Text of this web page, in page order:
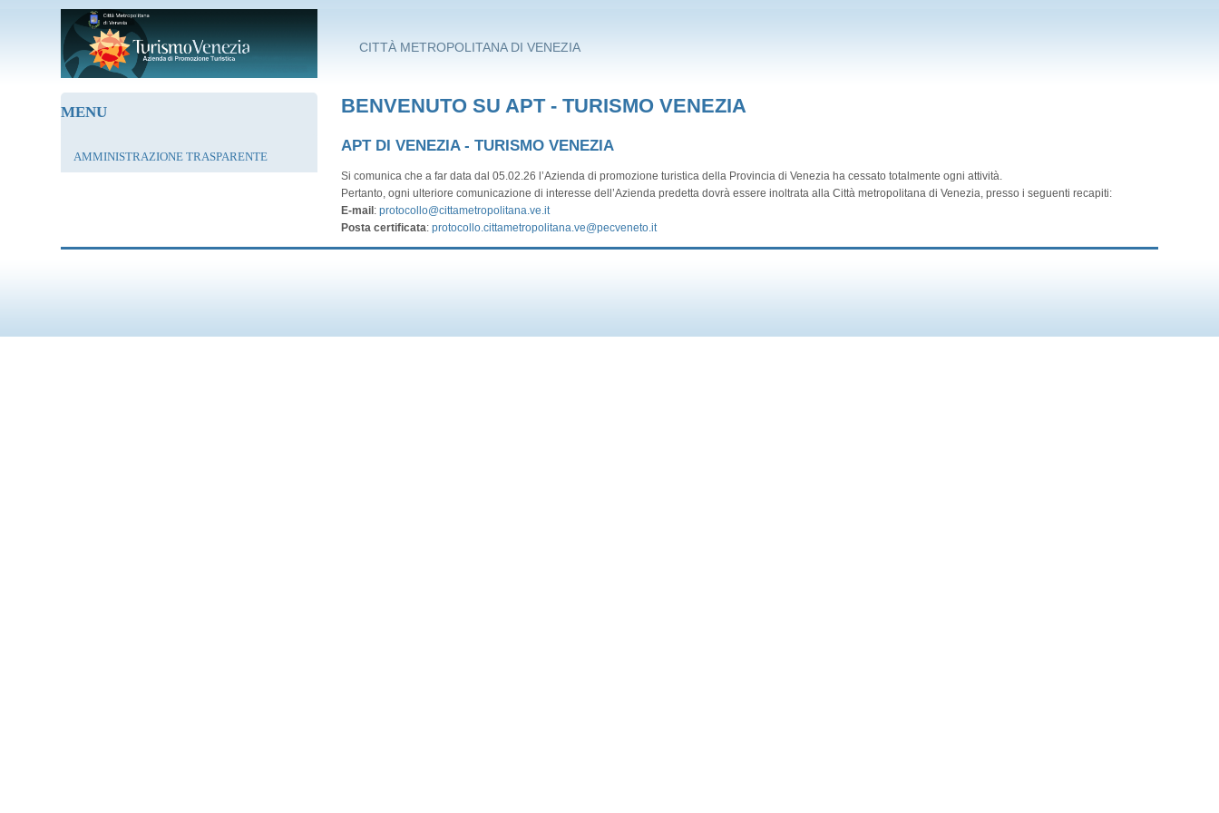
Salta al contenuto principale
CITTÀ METROPOLITANA DI VENEZIA
MENU
AMMINISTRAZIONE TRASPARENTE
BENVENUTO SU APT - TURISMO VENEZIA
APT DI VENEZIA - TURISMO VENEZIA
Si comunica che a far data dal 05.02.26 l’Azienda di promozione turistica della Provincia di Venezia ha cessato totalmente ogni attività.
Pertanto, ogni ulteriore comunicazione di interesse dell’Azienda predetta dovrà essere inoltrata alla Città metropolitana di Venezia, presso i seguenti recapiti:
E-mail:protocollo@cittametropolitana.ve.it
Posta certificata:protocollo.cittametropolitana.ve@pecveneto.it